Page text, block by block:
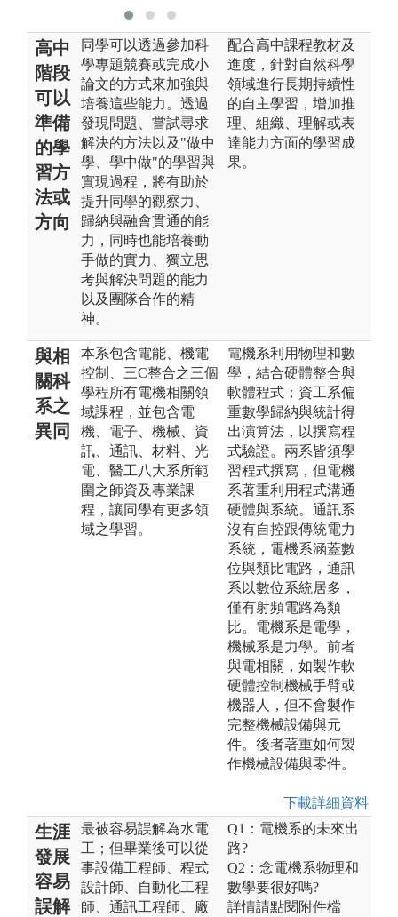
高中
階段
可以
準備
的學
習方
法或
方向
同學可以透過參加科
學專題競賽或完成小
論文的方式來加強與
培養這些能力。透過
發現問題、嘗試尋求
解決的方法以及"做中
學、學中做"的學習與
實現過程，將有助於
提升同學的觀察力、
歸納與融會貫通的能
力，同時也能培養動
手做的實力、獨立思
考與解決問題的能力
以及團隊合作的精
神。
配合高中課程教材及
進度，針對自然科學
領域進行長期持續性
的自主學習，增加推
理、組織、理解或表
達能力方面的學習成
果。
與相
關科
系之
異同
本系包含電能、機電
控制、三C整合之三個
學程所有電機相關領
域課程，並包含電
機、電子、機械、資
訊、通訊、材料、光
電、醫工八大系所範
圍之師資及專業課
程，讓同學有更多領
域之學習。
電機系利用物理和數
學，結合硬體整合與
軟體程式；資工系偏
重數學歸納與統計得
出演算法，以撰寫程
式驗證。兩系皆須學
習程式撰寫，但電機
系著重利用程式溝通
硬體與系統。通訊系
沒有自控跟傳統電力
系統，電機系涵蓋數
位與類比電路，通訊
系以數位系統居多，
僅有射頻電路為類
比。電機系是電學，
機械系是力學。前者
與電相關，如製作軟
硬體控制機械手臂或
機器人，但不會製作
完整機械設備與元
件。後者著重如何製
作機械設備與零件。
下載詳細資料
生涯
發展
容易
誤解
最被容易誤解為水電
工；但畢業後可以從
事設備工程師、程式
設計師、自動化工程
師、通訊工程師、廠
Q1：電機系的未來出
路?
Q2：念電機系物理和
數學要很好嗎?
詳情請點閱附件檔